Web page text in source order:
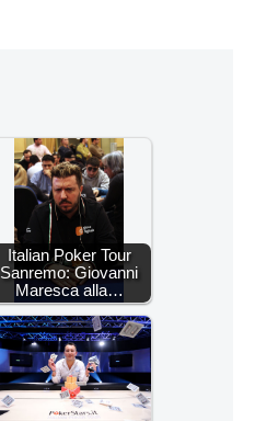
Italian Poker Tour
Sanremo: Giovanni
Maresca alla…